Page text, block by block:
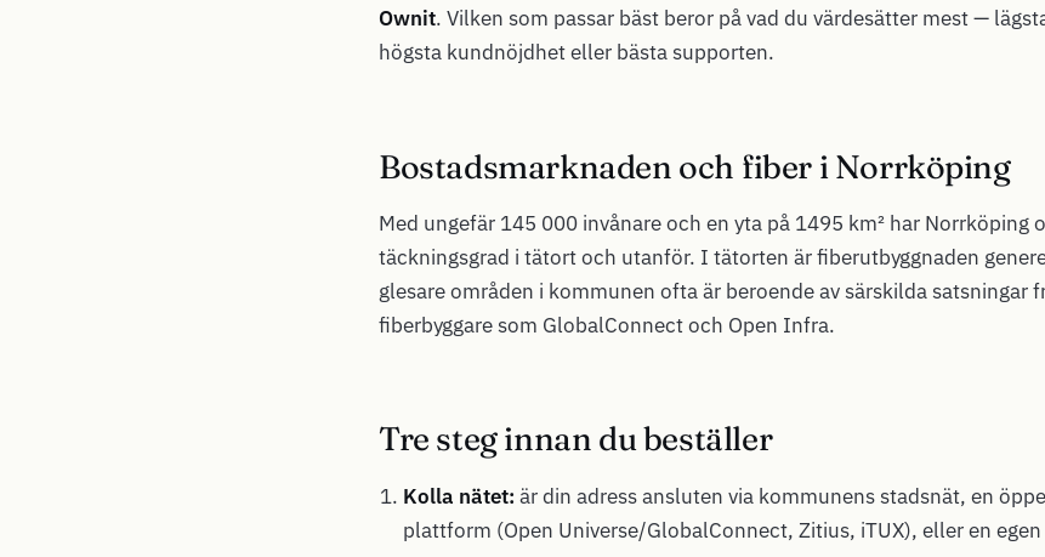
Ownit. Vilken som passar bäst beror på vad du värdesätter mest —
högsta kundnöjdhet eller bästa supporten.
Bostadsmarknaden och fiber i Norrköping
Med ungefär 145 000 invånare och en yta på 1495 km² har Norrköping
täckningsgrad i tätort och utanför. I tätorten är fiberutbyggnaden
glesare områden i kommunen ofta är beroende av särskilda satsningar
fiberbyggare som GlobalConnect och Open Infra.
Tre steg innan du beställer
Kolla nätet: är din adress ansluten via kommunens stadsnät, en
plattform (Open Universe/GlobalConnect, Zitius, iTUX), eller en